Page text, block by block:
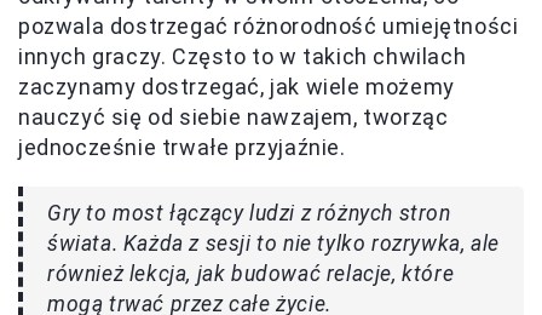
pozwala dostrzegać różnorodność umiejętności
innych graczy. Często to w takich chwilach
zaczynamy dostrzegać, jak wiele możemy
nauczyć się od siebie nawzajem, tworząc
jednocześnie trwałe przyjaźnie.
Gry to most łączący ludzi z różnych stron
świata. Każda z sesji to nie tylko rozrywka, ale
również lekcja, jak budować relacje, które
mogą trwać przez całe życie.